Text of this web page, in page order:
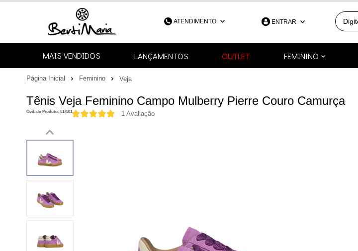
ATENDIMENTO
(48) 3052-4390
48991253418
ENTRAR
MAIS VENDIDOS LANÇAMENTOS OUTLET FEMININO
Página Inicial Feminino Veja
Tênis Veja Feminino Campo Mulberry Pierre Couro Camurça
Cod. do Produto: 517581 1 Avaliação